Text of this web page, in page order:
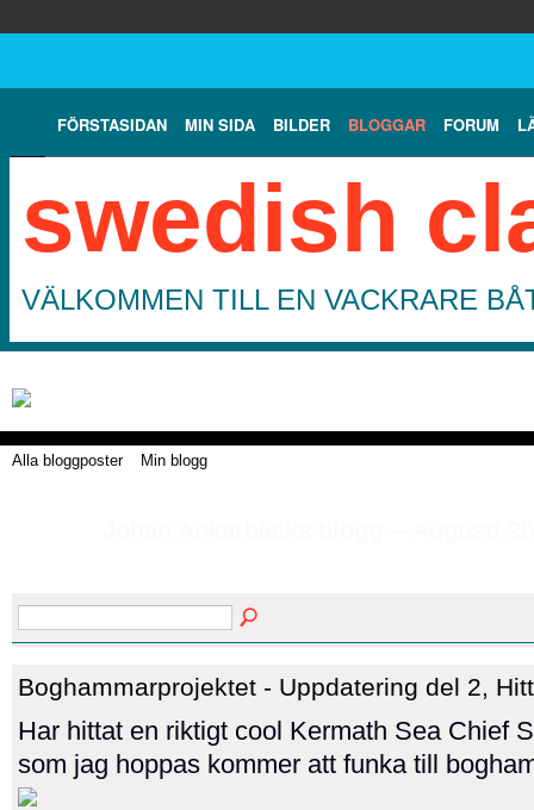
FÖRSTASIDAN MIN SIDA BILDER BLOGGAR FORUM
swedish
VÄLKOMMEN TILL EN VACKRARE
Alla bloggposter Min blogg
Boghammarprojektet - Uppdatering del 2,
Har hittat en riktigt cool Kermath Sea Chief
som jag hoppas kommer att funka till